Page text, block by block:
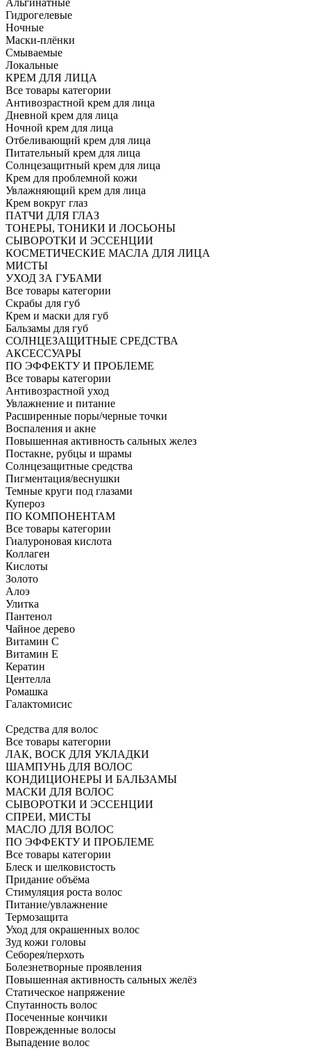
Гидрогелевые
Ночные
Маски-плёнки
Смываемые
Локальные
КРЕМ ДЛЯ ЛИЦА
Все товары категории
Антивозрастной крем для лица
Дневной крем для лица
Ночной крем для лица
Отбеливающий крем для лица
Питательный крем для лица
Солнцезащитный крем для лица
Крем для проблемной кожи
Увлажняющий крем для лица
Крем вокруг глаз
ПАТЧИ ДЛЯ ГЛАЗ
ТОНЕРЫ, ТОНИКИ И ЛОСЬОНЫ
СЫВОРОТКИ И ЭССЕНЦИИ
КОСМЕТИЧЕСКИЕ МАСЛА ДЛЯ ЛИЦА
МИСТЫ
УХОД ЗА ГУБАМИ
Все товары категории
Скрабы для губ
Крем и маски для губ
Бальзамы для губ
СОЛНЦЕЗАЩИТНЫЕ СРЕДСТВА
АКСЕССУАРЫ
ПО ЭФФЕКТУ И ПРОБЛЕМЕ
Все товары категории
Антивозрастной уход
Увлажнение и питание
Расширенные поры/черные точки
Воспаления и акне
Повышенная активность сальных желез
Постакне, рубцы и шрамы
Солнцезащитные средства
Пигментация/веснушки
Темные круги под глазами
Купероз
ПО КОМПОНЕНТАМ
Все товары категории
Гиалуроновая кислота
Коллаген
Кислоты
Золото
Алоэ
Улитка
Пантенол
Чайное дерево
Витамин C
Витамин Е
Кератин
Центелла
Ромашка
Галактомисис
Средства для волос
Все товары категории
ЛАК, ВОСК ДЛЯ УКЛАДКИ
ШАМПУНЬ ДЛЯ ВОЛОС
КОНДИЦИОНЕРЫ И БАЛЬЗАМЫ
МАСКИ ДЛЯ ВОЛОС
СЫВОРОТКИ И ЭССЕНЦИИ
СПРЕИ, МИСТЫ
МАСЛО ДЛЯ ВОЛОС
ПО ЭФФЕКТУ И ПРОБЛЕМЕ
Все товары категории
Блеск и шелковистость
Придание объёма
Стимуляция роста волос
Питание/увлажнение
Термозащита
Уход для окрашенных волос
Зуд кожи головы
Себорея/перхоть
Болезнетворные проявления
Повышенная активность сальных желёз
Статическое напряжение
Спутанность волос
Посеченные кончики
Поврежденные волосы
Выпадение волос